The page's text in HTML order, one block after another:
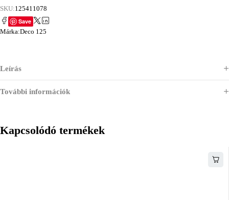
SKU:125411078
Save
Márka:Deco 125
Leírás
További információk
Kapcsolódó termékek